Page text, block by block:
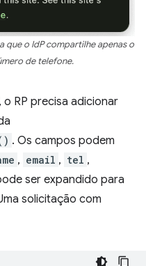
que o IdP compartilhe apenas o
de telefone.
RP precisa adicionar
. Os campos podem
, email , tel ,
ser expandido para
solicitação com